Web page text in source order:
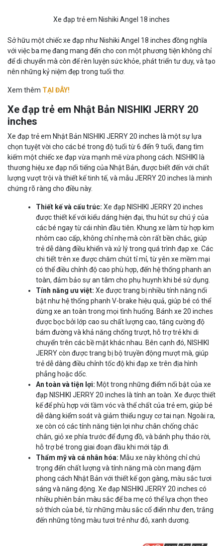
Xe đạp trẻ em Nishiki Angel 18 inches
Sở hữu một chiếc xe đạp như Nishiki Angel 18 inches đồng nghĩa
với việc ba mẹ đang mang đến cho con một phương tiện không chỉ
để di chuyển mà còn để rèn luyện sức khỏe, phát triển tư duy, và tạo
nên những kỷ niệm đẹp trong tuổi thơ.
Xem thêm TẠI ĐÂY!
Xe đạp trẻ em Nhật Bản NISHIKI JERRY 20
inches
Xe đạp trẻ em Nhật Bản NISHIKI JERRY 20 inches là một sự lựa
chọn tuyệt vời cho các bé trong độ tuổi từ 6 đến 9 tuổi, đang tìm
kiếm một chiếc xe đạp vừa mạnh mẽ vừa phong cách. NISHIKI là
thương hiệu xe đạp nổi tiếng của Nhật Bản, được biết đến với chất
lượng vượt trội và thiết kế tinh tế, và mẫu JERRY 20 inches là minh
chứng rõ ràng cho điều này.
Thiết kế và cấu trúc: Xe đạp NISHIKI JERRY 20 inches
được thiết kế với kiểu dáng hiện đại, thu hút sự chú ý của
các bé ngay từ cái nhìn đầu tiên. Khung xe làm từ hợp kim
nhôm cao cấp, không chỉ nhẹ mà còn rất bền chắc, giúp
trẻ dễ dàng điều khiển và xử lý trong quá trình đạp xe. Các
chi tiết trên xe được chăm chút tỉ mỉ, từ yên xe mềm mại
có thể điều chỉnh độ cao phù hợp, đến hệ thống phanh an
toàn, đảm bảo sự an tâm cho phụ huynh khi bé sử dụng.
Tính năng ưu việt: Xe được trang bị nhiều tính năng nổi
bật như hệ thống phanh V-brake hiệu quả, giúp bé có thể
dừng xe an toàn trong mọi tình huống. Bánh xe 20 inches
được bọc bởi lớp cao su chất lượng cao, tăng cường độ
bám đường và khả năng chống trượt, hỗ trợ trẻ khi di
chuyển trên các bề mặt khác nhau. Bên cạnh đó, NISHIKI
JERRY còn được trang bị bộ truyền động mượt mà, giúp
trẻ dễ dàng điều chỉnh tốc độ khi đạp xe trên địa hình
phẳng hoặc dốc.
An toàn và tiện lợi: Một trong những điểm nổi bật của xe
đạp NISHIKI JERRY 20 inches là tính an toàn. Xe được thiết
kế để phù hợp với tầm vóc và thể chất của trẻ em, giúp bé
dễ dàng kiểm soát và giảm thiểu nguy cơ tai nạn. Ngoài ra,
xe còn có các tính năng tiện lợi như chân chống chắc
chắn, giỏ xe phía trước để đựng đồ, và bánh phụ tháo rời,
hỗ trợ bé trong giai đoạn đầu khi mới tập đi.
Thẩm mỹ và cá nhân hóa: Mẫu xe này không chỉ chú
trọng đến chất lượng và tính năng mà còn mang đậm
phong cách Nhật Bản với thiết kế gọn gàng, màu sắc tươi
sáng và năng động. Xe đạp NISHIKI JERRY 20 inches có
nhiều phiên bản màu sắc để ba mẹ có thể lựa chọn theo
sở thích của bé, từ những màu sắc cổ điển như đen, trắng
đến những tông màu tươi trẻ như đỏ, xanh dương.